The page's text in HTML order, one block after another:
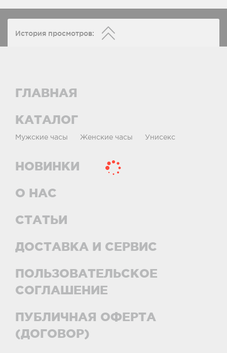
История просмотров:
ГЛАВНАЯ
КАТАЛОГ
Мужские часы Женские часы Унисекс
НОВИНКИ
О НАС
СТАТЬИ
ДОСТАВКА И СЕРВИС
ПОЛЬЗОВАТЕЛЬСКОЕ
СОГЛАШЕНИЕ
ПУБЛИЧНАЯ ОФЕРТА
(ДОГОВОР)